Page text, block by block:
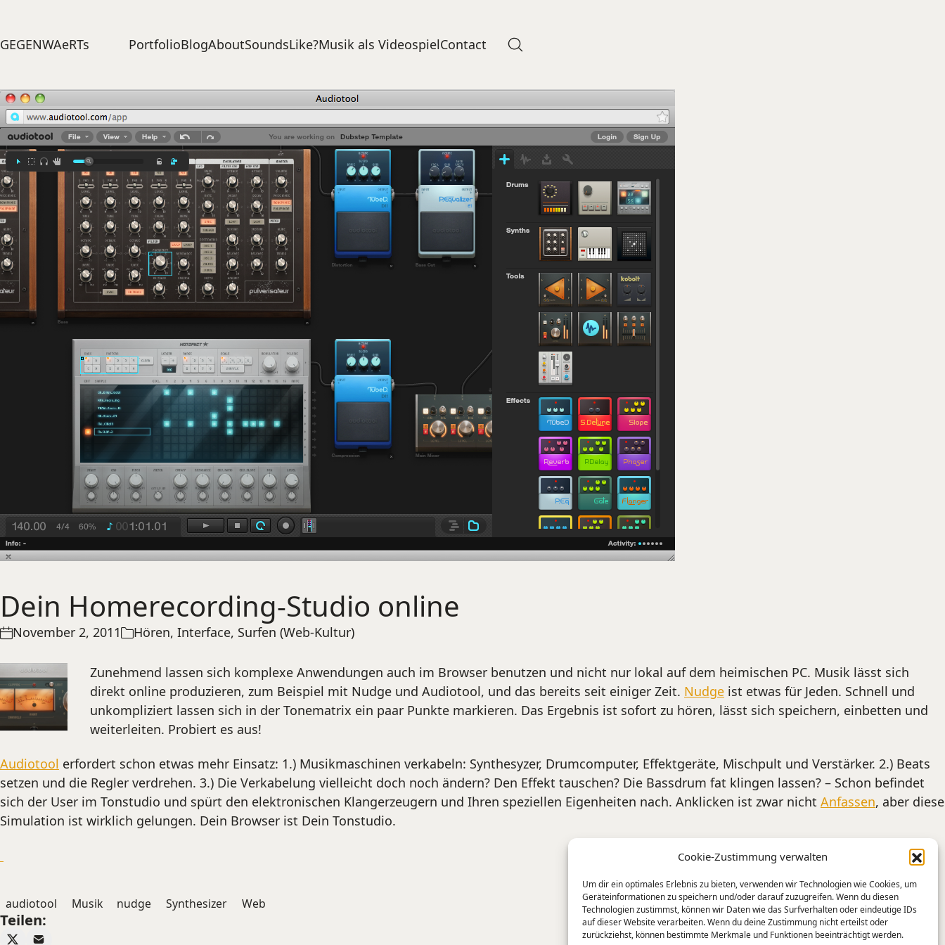
Cookie-Zustimmung verwalten
Um dir ein optimales Erlebnis zu bieten, verwenden wir Technologien wie Cookies, um
Geräteinformationen zu speichern und/oder darauf zuzugreifen. Wenn du diesen
Technologien zustimmst, können wir Daten wie das Surfverhalten oder eindeutige IDs
auf dieser Website verarbeiten. Wenn du deine Zustimmung nicht erteilst oder
zurückziehst, können bestimmte Merkmale und Funktionen beeinträchtigt werden.
GEGENWAeRTs PortfolioBlogAboutSoundsLike?Musik als VideospielContact
Dein Homerecording-Studio online
November 2, 2011 Hören, Interface, Surfen (Web-Kultur)
Zunehmend lassen sich komplexe Anwendungen auch im Browser benutzen und nicht nur lokal auf dem heimischen PC. Musik lässt sich
direkt online produzieren, zum Beispiel mit Nudge und Audiotool, und das bereits seit einiger Zeit. Nudge ist etwas für Jeden. Schnell und
unkompliziert lassen sich in der Tonematrix ein paar Punkte markieren. Das Ergebnis ist sofort zu hören, lässt sich speichern, einbetten und
weiterleiten. Probiert es aus!
Audiotool erfordert schon etwas mehr Einsatz: 1.) Musikmaschinen verkabeln: Synthesyzer, Drumcomputer, Effektgeräte, Mischpult und Verstärker. 2.) Beats
setzen und die Regler verdrehen. 3.) Die Verkabelung vielleicht doch noch ändern? Den Effekt tauschen? Die Bassdrum fat klingen lassen? – Schon befindet
sich der User im Tonstudio und spürt den elektronischen Klangerzeugern und Ihren speziellen Eigenheiten nach. Anklicken ist zwar nicht Anfassen, aber diese
Simulation ist wirklich gelungen. Dein Browser ist Dein Tonstudio.
audiotool Musik nudge Synthesizer Web
Teilen: